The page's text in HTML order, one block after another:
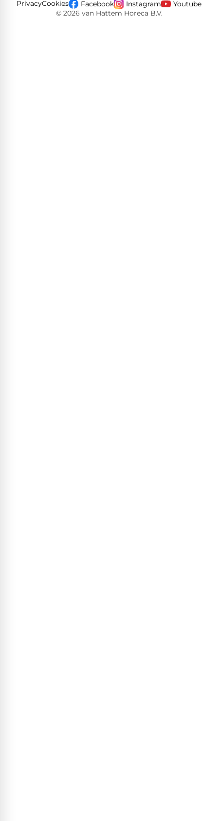
PrivacyCookies Facebook Instagram
Youtube
© 2026 van Hattem Horeca B.V.